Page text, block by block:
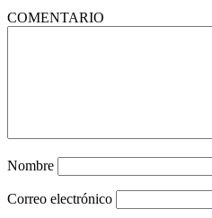
COMENTARIO
Nombre
Correo electrónico